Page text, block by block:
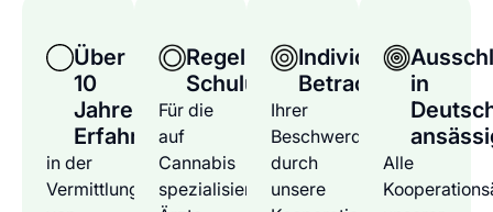
Über
10
Jahre
Erfahrung
in der
Vermittlung
Regelmäßige
Schulungen
Für die
auf
Cannabis
spezialisierten
Individuelle
Betrachtung
Ihrer
Beschwerden
durch
unsere
in
Alle